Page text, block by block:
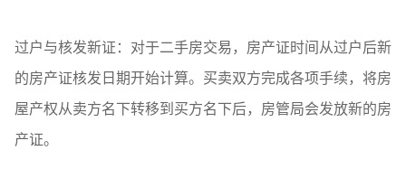
过户与核发新证：对于二手房交易，房产证时间从过户后新
的房产证核发日期开始计算。买卖双方完成各项手续，将房
屋产权从卖方名下转移到买方名下后，房管局会发放新的房
产证。